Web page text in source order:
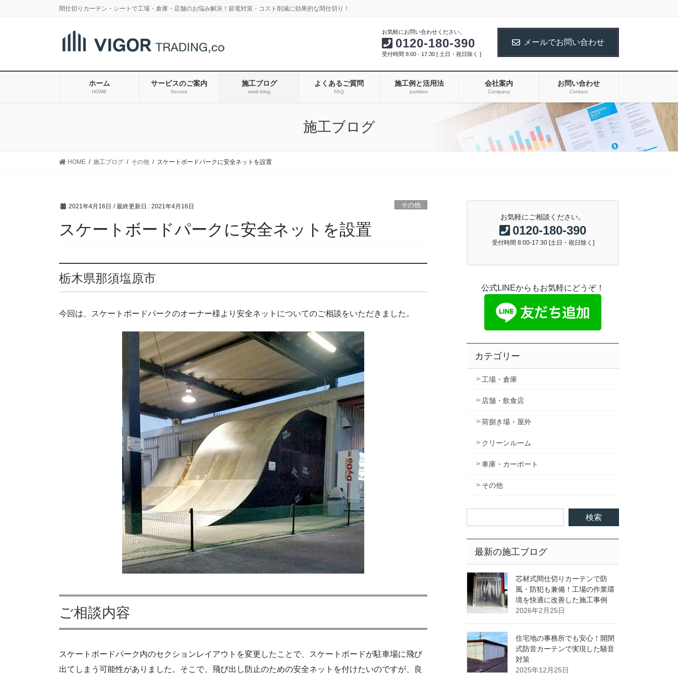
間仕切りカーテン・シートで工場・倉庫・店舗のお悩み解決！節電対策・コスト削減に効果的な間仕切り！
お気軽にお問い合わせください。
0120-180-390
受付時間 8:00 - 17:30 [ 土日・祝日除く ]
メールでお問い合わせ
ホーム
HOME
サービスのご案内
Service
施工ブログ
work-blog
よくあるご質問
FAQ
施工例と活用法
partition
会社案内
Company
お問い合わせ
Contact
施工ブログ
HOME 施工ブログ その他 スケートボードパークに安全ネットを設置
2021年4月16日 / 最終更新日 : 2021年4月16日 その他
スケートボードパークに安全ネットを設置
栃木県那須塩原市
今回は、スケートボードパークのオーナー様より安全ネットについてのご相談をいただきました。
ご相談内容
スケートボードパーク内のセクションレイアウトを変更したことで、スケートボードが駐車場に飛び
出てしまう可能性がありました。そこで、飛び出し防止のための安全ネットを付けたいのですが、良
お気軽にご相談ください。
0120-180-390
受付時間 8:00-17:30 [土日・祝日除く]
公式LINEからもお気軽にどうぞ！
カテゴリー
工場・倉庫
店舗・飲食店
荷捌き場・屋外
クリーンルーム
車庫・カーポート
その他
最新の施工ブログ
芯材式間仕切りカーテンで防
風・防犯も兼備！工場の作業環
境を快適に改善した施工事例
2026年2月25日
住宅地の事務所でも安心！開閉
式防音カーテンで実現した騒音
対策
2025年12月25日